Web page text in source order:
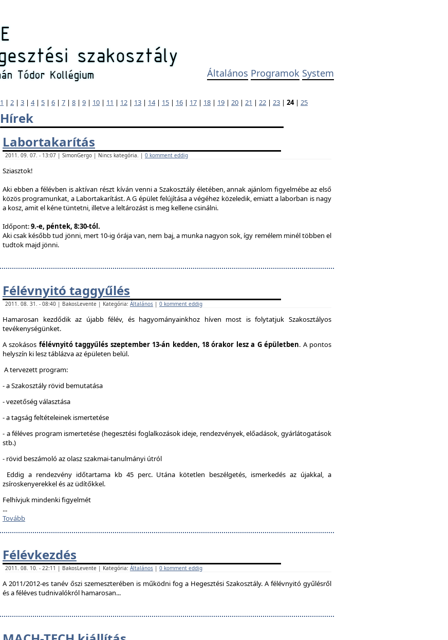
Általános Programok System
1 | 2 | 3 | 4| 5 | 6 | 7 | 8 | 9 | 10 | 11 | 12 | 13 | 14| 15 | 16 | 17 | 18 | 19 | 20 | 21 | 22 | 23 | 24| 25
Hírek
Labortakarítás
2011. 09. 07. - 13:07 | SimonGergo | Nincs kategória. | 0 komment eddig
Sziasztok!
Aki ebben a félévben is aktívan részt kíván venni a Szakosztály életében, annak ajánlom figyelmébe az első
közös programunkat, a Labortakarítást. A G épület felújítása a végéhez közeledik, emiatt a laborban is nagy
a kosz, amit el kéne tüntetni, illetve a leltározást is meg kellene csinálni.
Időpont:9.-e, péntek, 8:30-tól.
Aki csak később tud jönni, mert 10-ig órája van, nem baj, a munka nagyon sok, így remélem minél többen el
tudtok majd jönni.
Félévnyitó taggyűlés
2011. 08. 31. - 08:40 | BakosLevente | Kategória: Általános | 0 komment eddig
Hamarosan kezdődik az újabb félév, és hagyományainkhoz híven most is folytatjuk Szakosztályos
tevékenységünket.
A szokásos félévnyitó taggyűlés szeptember 13-án kedden, 18 órakor lesz a G épületben. A pontos
helyszín ki lesz táblázva az épületen belül.
A tervezett program:
- a Szakosztály rövid bemutatása
- vezetőség választása
- a tagság feltételeinek ismertetése
- a féléves program ismertetése (hegesztési foglalkozások ideje, rendezvények, előadások, gyárlátogatások
stb.)
- rövid beszámoló az olasz szakmai-tanulmányi útról
Eddig a rendezvény időtartama kb 45 perc. Utána kötetlen beszélgetés, ismerkedés az újakkal, a
zsíroskenyerekkel és az üdítőkkel.
Felhívjuk mindenki figyelmét
...
Tovább
Félévkezdés
2011. 08. 10. - 22:11 | BakosLevente | Kategória: Általános | 0 komment eddig
A 2011/2012-es tanév őszi szemeszterében is működni fog a Hegesztési Szakosztály. A félévnyitó gyűlésről
és a féléves tudnivalókról hamarosan...